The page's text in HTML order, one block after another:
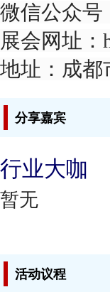
微信公众号
展会网址：
地址：成都
分享嘉宾
行业大咖
暂无
活动议程